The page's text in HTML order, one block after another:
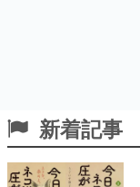
新着記事